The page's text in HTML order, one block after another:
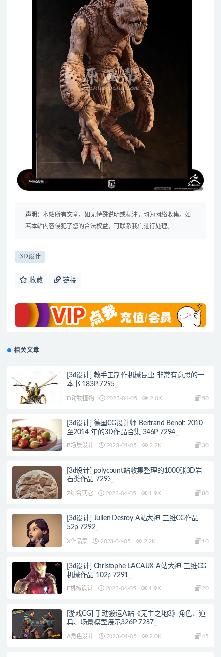
声明： 本站所有文章，如无特殊说明或标注，均为网络收集。如
若本站内容侵犯了您的合法权益，可联系我们进行处理。
3D设计
收藏 链接
相关文章
[3d设计] 教手工制作机械昆虫 非常有意思的一
本书 183P 7295_
D动物植物 2023-04-05 2.0K 50
[3d设计] 德国CG设计师 Bertrand Benoit 2010
至2014 年的3D作品合集 346P 7294_
B场景设计 2023-04-05 2.2K 30
[3d设计] polycount站收集整理的1000张3D岩
石类作品 7293_
Z综合其它 2023-04-05 1.9K 80
[3d设计] Julien Desroy A站大神 三维CG作品
52p 7292_
X作品集 2023-04-05 2.2K 10
[3d设计] Christophe LACAUX A站大神-三维CG
机械作品 102p 7291_
F机械设计 2023-04-05 1.9K 20
[游戏CG] 手动搬运A站《无主之地3》角色、道
具、场景模型展示326P 7287_
A角色设计 2023-04-05 2.0K 45